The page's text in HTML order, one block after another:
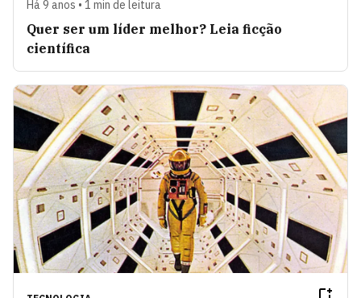
Há 9 anos • 1 min de leitura
Quer ser um líder melhor? Leia ficção
científica